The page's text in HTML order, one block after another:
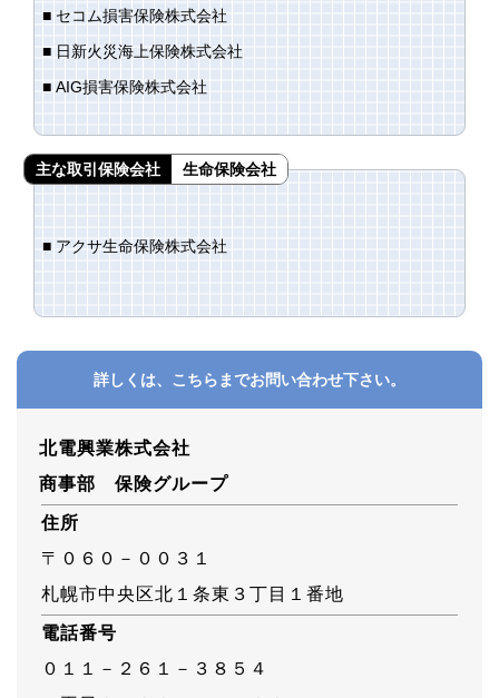
■ セコム損害保険株式会社
■ 日新火災海上保険株式会社
■ AIG損害保険株式会社
主な取引保険会社 生命保険会社
■ アクサ生命保険株式会社
詳しくは、こちらまでお問い合わせ下さい。
北電興業株式会社
商事部 保険グループ
住所
〒０６０－００３１
札幌市中央区北１条東３丁目１番地
電話番号
０１１－２６１－３８５４